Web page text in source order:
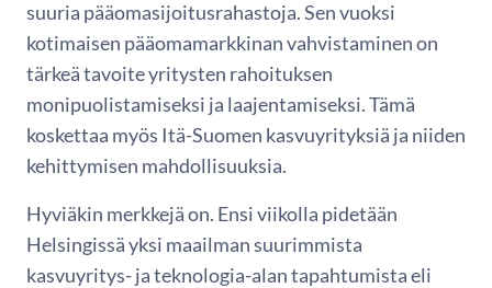
suuria pääomasijoitusrahastoja. Sen vuoksi
kotimaisen pääomamarkkinan vahvistaminen on
tärkeä tavoite yritysten rahoituksen
monipuolistamiseksi ja laajentamiseksi. Tämä
koskettaa myös Itä-Suomen kasvuyrityksiä ja niiden
kehittymisen mahdollisuuksia.
Hyviäkin merkkejä on. Ensi viikolla pidetään
Helsingissä yksi maailman suurimmista
kasvuyritys- ja teknologia-alan tapahtumista eli